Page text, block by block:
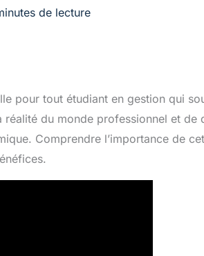
de lecture
pour tout étudiant en gestion qui
réalité du monde professionnel et
Comprendre l’importance de